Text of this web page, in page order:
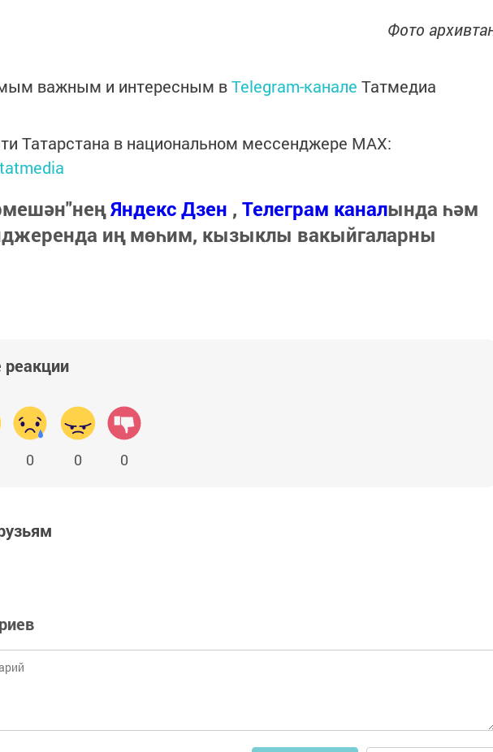
Фото
важным и интересным вTelegram-канале Татмедиа
Татарстана в национальном мессенджере MАХ:
Яндекс Дзен , Телеграм каналында һәм
иң мөһим, кызыклы вакыйгаларны
реакции
0 0 0